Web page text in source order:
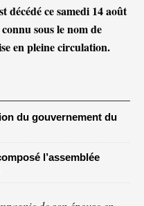
ce samedi 14 août
sous le nom de
en pleine circulation.
du gouvernement du
l’assemblée